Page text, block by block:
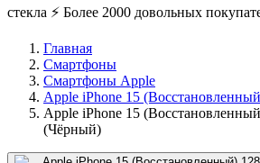
стекла ⚡ Более 2000 довольных
Главная
Смартфоны
Смартфоны Apple
Apple iPhone 15
Apple iPhone 15
(Чёрный)